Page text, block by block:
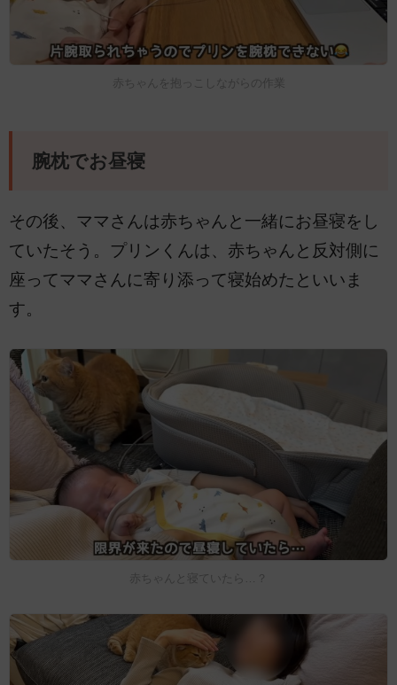
赤ちゃんを抱っこしながらの作業
腕枕でお昼寝
その後、ママさんは赤ちゃんと一緒にお昼寝をし
ていたそう。プリンくんは、赤ちゃんと反対側に
座ってママさんに寄り添って寝始めたといいま
す。
赤ちゃんと寝ていたら…？